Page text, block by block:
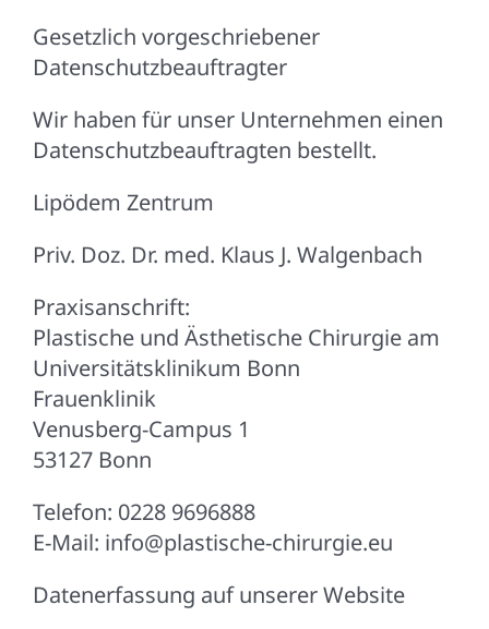
Gesetzlich vorgeschriebener
Datenschutzbeauftragter
Wir haben für unser Unternehmen einen
Datenschutzbeauftragten bestellt.
Lipödem Zentrum
Priv. Doz. Dr. med. Klaus J. Walgenbach
Praxisanschrift:
Plastische und Ästhetische Chirurgie am
Universitätsklinikum Bonn
Frauenklinik
Venusberg-Campus 1
53127 Bonn
Telefon: 0228 9696888
E-Mail: info@plastische-chirurgie.eu
Datenerfassung auf unserer Website